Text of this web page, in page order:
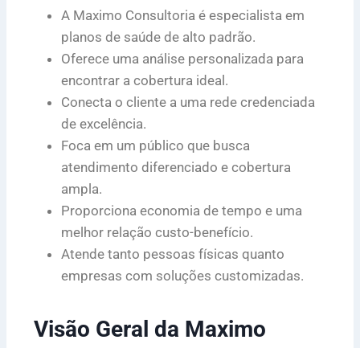
A Maximo Consultoria é especialista em
planos de saúde de alto padrão.
Oferece uma análise personalizada para
encontrar a cobertura ideal.
Conecta o cliente a uma rede credenciada
de excelência.
Foca em um público que busca
atendimento diferenciado e cobertura
ampla.
Proporciona economia de tempo e uma
melhor relação custo-benefício.
Atende tanto pessoas físicas quanto
empresas com soluções customizadas.
Visão Geral da Maximo